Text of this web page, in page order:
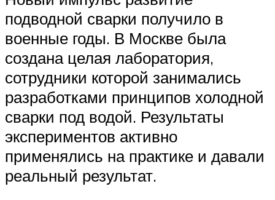
подводной сварки получило в
военные годы. В Москве была
создана целая лаборатория,
сотрудники которой занимались
разработками принципов холодной
сварки под водой. Результаты
экспериментов активно
применялись на практике и давали
реальный результат.